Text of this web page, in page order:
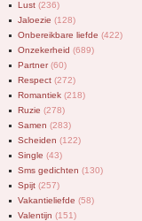
Lust (236)
Jaloezie (128)
Onbereikbare liefde (422)
Onzekerheid (689)
Partner(60)
Respect (272)
Romantiek (218)
Ruzie (278)
Samen (283)
Scheiden (122)
Single (43)
Sms gedichten (130)
Spijt (257)
Vakantieliefde (58)
Valentijn (151)